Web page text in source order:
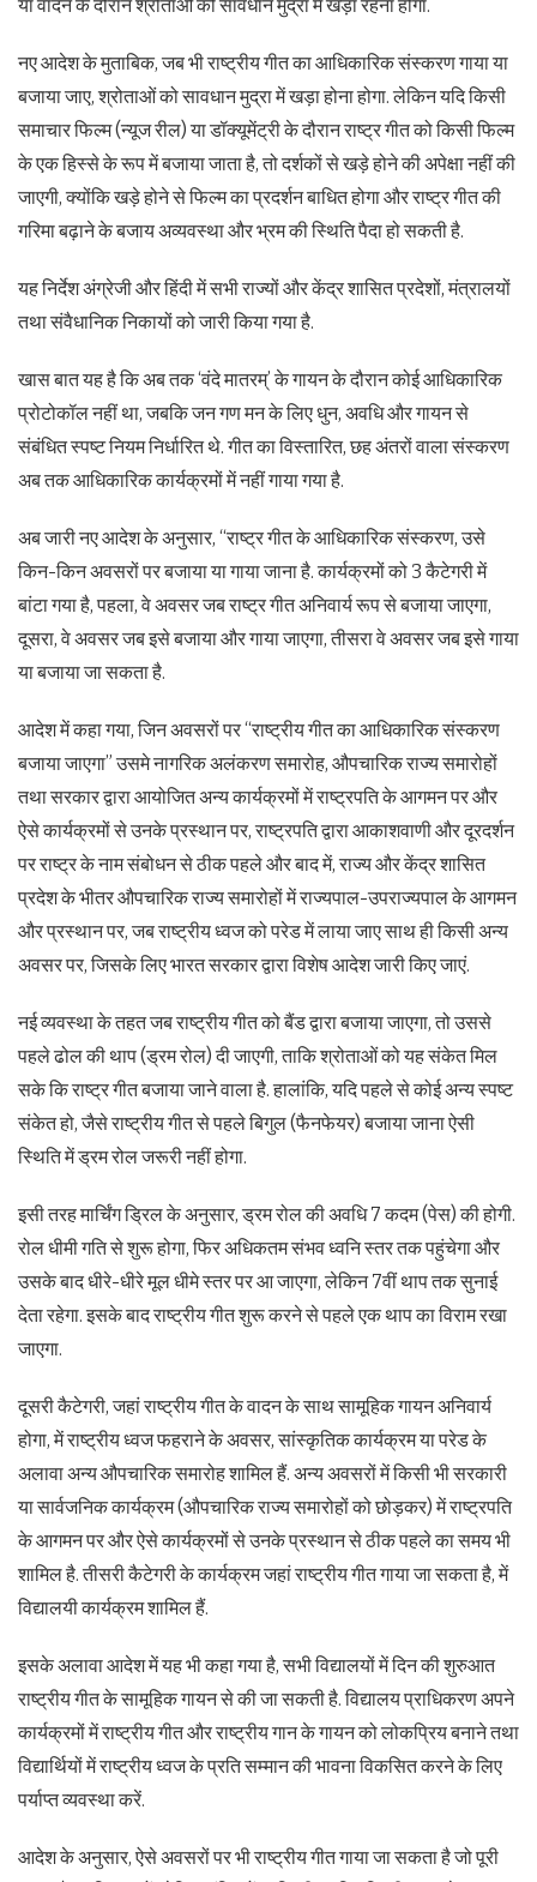
या वादन के दौरान श्रोताओं को सावधान मुद्रा में खड़ा रहना होगा.
नए आदेश के मुताबिक, जब भी राष्ट्रीय गीत का आधिकारिक संस्करण गाया या
बजाया जाए, श्रोताओं को सावधान मुद्रा में खड़ा होना होगा. लेकिन यदि किसी
समाचार फिल्म (न्यूज रील) या डॉक्यूमेंट्री के दौरान राष्ट्र गीत को किसी फिल्म
के एक हिस्से के रूप में बजाया जाता है, तो दर्शकों से खड़े होने की अपेक्षा नहीं की
जाएगी, क्योंकि खड़े होने से फिल्म का प्रदर्शन बाधित होगा और राष्ट्र गीत की
गरिमा बढ़ाने के बजाय अव्यवस्था और भ्रम की स्थिति पैदा हो सकती है.
यह निर्देश अंग्रेजी और हिंदी में सभी राज्यों और केंद्र शासित प्रदेशों, मंत्रालयों
तथा संवैधानिक निकायों को जारी किया गया है.
खास बात यह है कि अब तक ‘वंदे मातरम्’ के गायन के दौरान कोई आधिकारिक
प्रोटोकॉल नहीं था, जबकि जन गण मन के लिए धुन, अवधि और गायन से
संबंधित स्पष्ट नियम निर्धारित थे. गीत का विस्तारित, छह अंतरों वाला संस्करण
अब तक आधिकारिक कार्यक्रमों में नहीं गाया गया है.
अब जारी नए आदेश के अनुसार, “राष्ट्र गीत के आधिकारिक संस्करण, उसे
किन-किन अवसरों पर बजाया या गाया जाना है. कार्यक्रमों को 3 कैटेगरी में
बांटा गया है, पहला, वे अवसर जब राष्ट्र गीत अनिवार्य रूप से बजाया जाएगा,
दूसरा, वे अवसर जब इसे बजाया और गाया जाएगा, तीसरा वे अवसर जब इसे गाया
या बजाया जा सकता है.
आदेश में कहा गया, जिन अवसरों पर “राष्ट्रीय गीत का आधिकारिक संस्करण
बजाया जाएगा” उसमे नागरिक अलंकरण समारोह, औपचारिक राज्य समारोहों
तथा सरकार द्वारा आयोजित अन्य कार्यक्रमों में राष्ट्रपति के आगमन पर और
ऐसे कार्यक्रमों से उनके प्रस्थान पर, राष्ट्रपति द्वारा आकाशवाणी और दूरदर्शन
पर राष्ट्र के नाम संबोधन से ठीक पहले और बाद में, राज्य और केंद्र शासित
प्रदेश के भीतर औपचारिक राज्य समारोहों में राज्यपाल-उपराज्यपाल के आगमन
और प्रस्थान पर, जब राष्ट्रीय ध्वज को परेड में लाया जाए साथ ही किसी अन्य
अवसर पर, जिसके लिए भारत सरकार द्वारा विशेष आदेश जारी किए जाएं.
नई व्यवस्था के तहत जब राष्ट्रीय गीत को बैंड द्वारा बजाया जाएगा, तो उससे
पहले ढोल की थाप (ड्रम रोल) दी जाएगी, ताकि श्रोताओं को यह संकेत मिल
सके कि राष्ट्र गीत बजाया जाने वाला है. हालांकि, यदि पहले से कोई अन्य स्पष्ट
संकेत हो, जैसे राष्ट्रीय गीत से पहले बिगुल (फैनफेयर) बजाया जाना ऐसी
स्थिति में ड्रम रोल जरूरी नहीं होगा.
इसी तरह मार्चिंग ड्रिल के अनुसार, ड्रम रोल की अवधि 7 कदम (पेस) की होगी.
रोल धीमी गति से शुरू होगा, फिर अधिकतम संभव ध्वनि स्तर तक पहुंचेगा और
उसके बाद धीरे-धीरे मूल धीमे स्तर पर आ जाएगा, लेकिन 7वीं थाप तक सुनाई
देता रहेगा. इसके बाद राष्ट्रीय गीत शुरू करने से पहले एक थाप का विराम रखा
जाएगा.
दूसरी कैटेगरी, जहां राष्ट्रीय गीत के वादन के साथ सामूहिक गायन अनिवार्य
होगा, में राष्ट्रीय ध्वज फहराने के अवसर, सांस्कृतिक कार्यक्रम या परेड के
अलावा अन्य औपचारिक समारोह शामिल हैं. अन्य अवसरों में किसी भी सरकारी
या सार्वजनिक कार्यक्रम (औपचारिक राज्य समारोहों को छोड़कर) में राष्ट्रपति
के आगमन पर और ऐसे कार्यक्रमों से उनके प्रस्थान से ठीक पहले का समय भी
शामिल है. तीसरी कैटेगरी के कार्यक्रम जहां राष्ट्रीय गीत गाया जा सकता है, में
विद्यालयी कार्यक्रम शामिल हैं.
इसके अलावा आदेश में यह भी कहा गया है, सभी विद्यालयों में दिन की शुरुआत
राष्ट्रीय गीत के सामूहिक गायन से की जा सकती है. विद्यालय प्राधिकरण अपने
कार्यक्रमों में राष्ट्रीय गीत और राष्ट्रीय गान के गायन को लोकप्रिय बनाने तथा
विद्यार्थियों में राष्ट्रीय ध्वज के प्रति सम्मान की भावना विकसित करने के लिए
पर्याप्त व्यवस्था करें.
आदेश के अनुसार, ऐसे अवसरों पर भी राष्ट्रीय गीत गाया जा सकता है जो पूरी